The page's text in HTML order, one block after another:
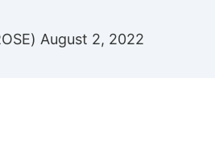
August 2, 2022